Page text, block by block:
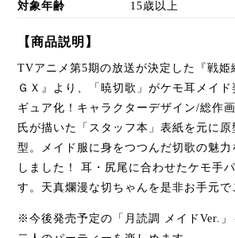
対象年齢 15歳以上
【商品説明】
TVアニメ第5期の放送が決定した『戦姫
ＧＸ』より、「暁切歌」がケモ耳メイド
ギュア化！キャラクターデザイン/総作
氏が描いた「スタッフ本」表紙を元に原
型。メイド服に身をつつんだ切歌の魅力
しました！ 耳・尻尾に合わせたケモ手
す。天真爛漫な切ちゃんを是非お手元で
※今後発売予定の「月読調 メイドVer.」